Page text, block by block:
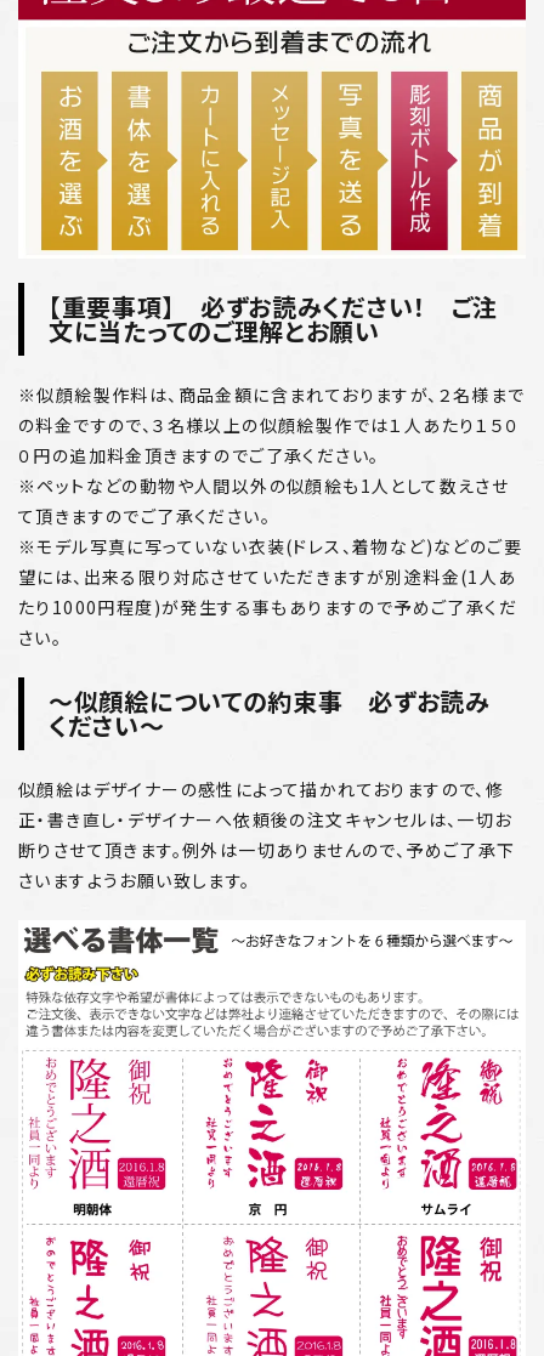
【重要事項】 必ずお読みください！ ご注
文に当たってのご理解とお願い
※似顔絵製作料は、商品金額に含まれておりますが、２名様まで
の料金ですので、３名様以上の似顔絵製作では１人あたり１５０
０円の追加料金頂きますのでご了承ください。
※ペットなどの動物や人間以外の似顔絵も1人として数えさせ
て頂きますのでご了承ください。
※モデル写真に写っていない衣装(ドレス、着物など)などのご要
望には、出来る限り対応させていただきますが別途料金(1人あ
たり1000円程度)が発生する事もありますので予めご了承くだ
さい。
～似顔絵についての約束事 必ずお読み
ください～
似顔絵はデザイナーの感性によって描かれておりますので、修
正・書き直し・デザイナーへ依頼後の注文キャンセルは、一切お
断りさせて頂きます。例外は一切ありませんので、予めご了承下
さいますようお願い致します。